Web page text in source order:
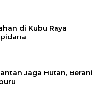
di Kubu Raya
Jaga Hutan, Berani